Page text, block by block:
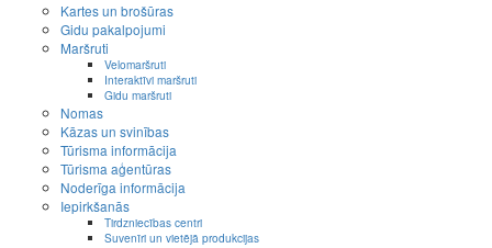
Kartes un brošūras
Gidu pakalpojumi
Maršruti
Velomaršruti
Interaktīvi maršruti
Gidu maršruti
Nomas
Kāzas un svinības
Tūrisma informācija
Tūrisma aģentūras
Noderīga informācija
Iepirkšanās
Tirdzniecības centri
Suvenīri un vietējā produkcijas